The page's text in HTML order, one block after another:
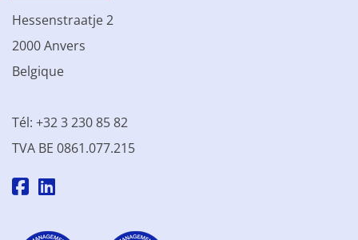
Hessenstraatje 2
2000 Anvers
Belgique
Tél: +32 3 230 85 82
TVA BE 0861.077.215